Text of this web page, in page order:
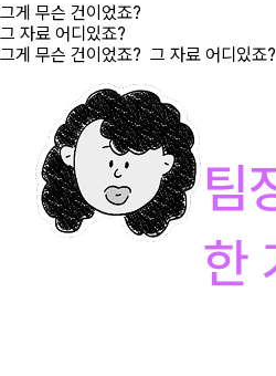
그게 무슨 건이었죠?
그 자료 어디있죠?
그게 무슨 건이었죠? 그 자료 어디있죠?